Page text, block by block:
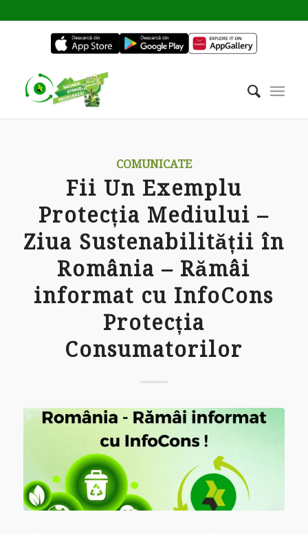
COMUNICATE
Fii Un Exemplu
Protecția Mediului –
Ziua Sustenabilității în
România – Rămâi
informat cu InfoCons
Protecția
Consumatorilor